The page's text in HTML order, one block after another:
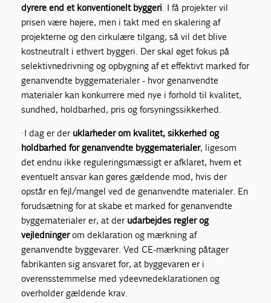
dyrere end et konventionelt byggeri. I få projekter vil
prisen være højere, men i takt med en skalering af
projekterne og den cirkulære tilgang, så vil det blive
kostneutralt i ethvert byggeri. Der skal øget fokus på
selektivnedrivning og opbygning af et effektivt marked for
genanvendte byggematerialer - hvor genanvendte
materialer kan konkurrere med nye i forhold til kvalitet,
sundhed, holdbarhed, pris og forsyningssikkerhed.
· I dag er der uklarheder om kvalitet, sikkerhed og
holdbarhed for genanvendte byggematerialer, ligesom
det endnu ikke reguleringsmæssigt er afklaret, hvem et
eventuelt ansvar kan gøres gældende mod, hvis der
opstår en fejl/mangel ved de genanvendte materialer. En
forudsætning for at skabe et marked for genanvendte
byggematerialer er, at der udarbejdes regler og
vejledningerom deklaration og mærkning af
genanvendte byggevarer. Ved CE-mærkning påtager
fabrikanten sig ansvaret for, at byggevaren er i
overensstemmelse med ydeevne­deklarationen og
overholder gældende krav.